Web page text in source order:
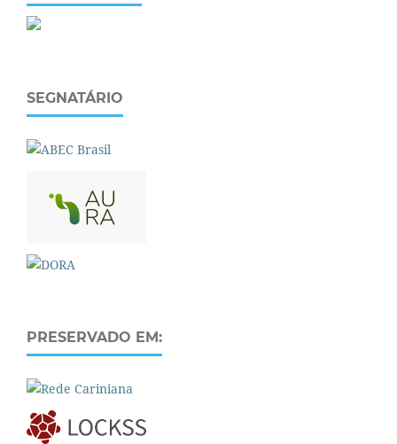
SEGNATÁRIO
PRESERVADO EM: